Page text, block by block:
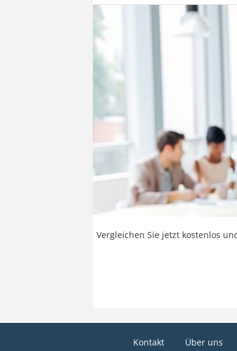
Vergleichen Sie jetzt kostenlos
Kontakt Über uns